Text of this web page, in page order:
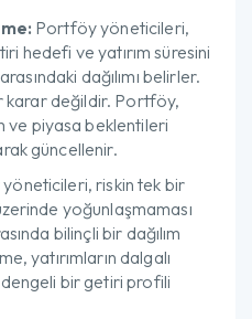
Portföy yöneticileri,
hedefi ve yatırım süresini
dağılımı belirler.
karar değildir. Portföy,
ve piyasa beklentileri
güncellenir.
riskin tek bir
yoğunlaşmaması
bilinçli bir dağılım
yatırımların dalgalı
bir getiri profili